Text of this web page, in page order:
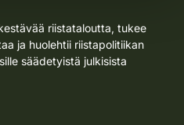
riistataloutta, tukee
ja huolehtii riistapolitiikan
säädetyistä julkisista